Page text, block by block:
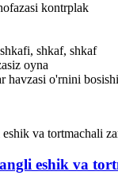
kontrplak
shkaf, shkaf
oyna
havzasi o'rnini
eshik va